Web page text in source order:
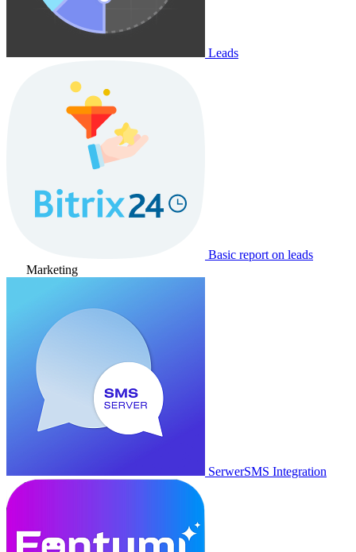
Leads
Basic report on leads
Marketing
SerwerSMS Integration